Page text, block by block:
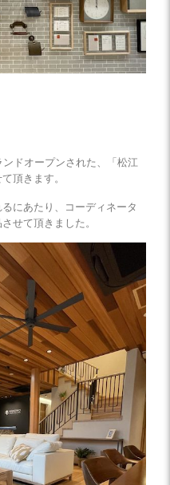
ドオープンされた、「松江
頂きます。
にあたり、コーディネータ
せて頂きました。